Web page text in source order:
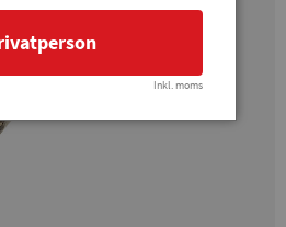
Inkl. moms